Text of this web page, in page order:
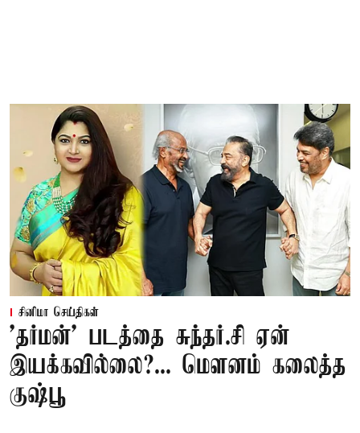
சினிமா செய்திகள்
'தர்மன்' படத்தை சுந்தர்.சி ஏன்
இயக்கவில்லை?... மௌனம் கலைத்த
குஷ்பூ